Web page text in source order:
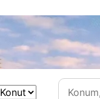
Kategori